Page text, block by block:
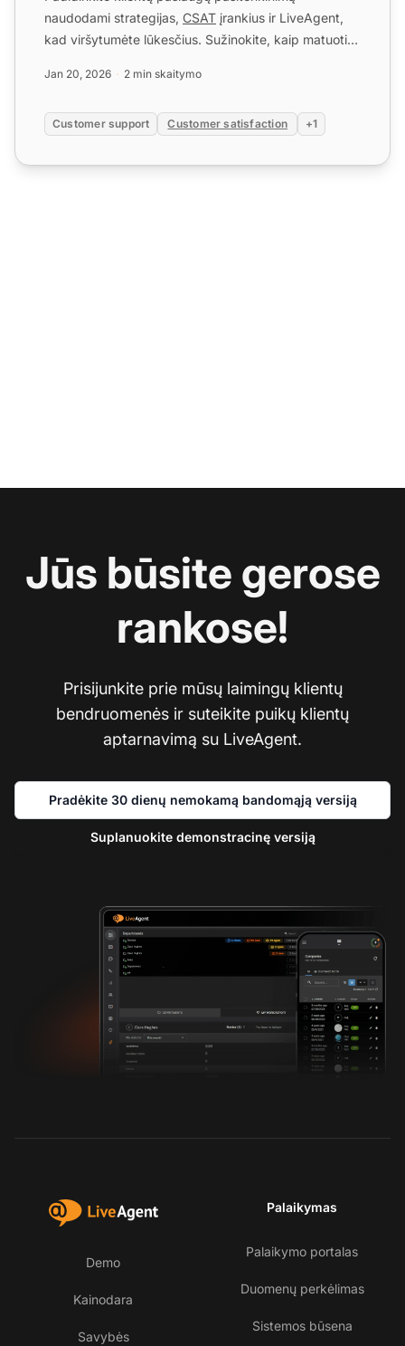
naudodami strategijas, CSAT įrankius ir LiveAgent,
kad viršytumėte lūkesčius. Sužinokite, kaip matuoti ir
Jan 20, 2026 2 min skaitymo
Customer support Customer satisfaction +1
Jūs būsite gerose
rankose!
Prisijunkite prie mūsų laimingų klientų
bendruomenės ir suteikite puikų klientų
aptarnavimą su LiveAgent.
Pradėkite 30 dienų nemokamą bandomąją versiją
Suplanuokite demonstracinę versiją
Demo
Kainodara
Savybės
Palaikymas
Palaikymo portalas
Duomenų perkėlimas
Sistemos būsena